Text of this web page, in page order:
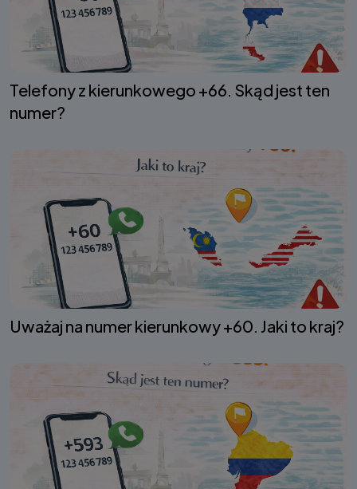
Telefony z kierunkowego +66. Skąd jest ten
numer?
Uważaj na numer kierunkowy +60. Jaki to kraj?